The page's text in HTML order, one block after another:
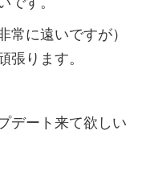
常に遠いですが）
張ります。
デート来て欲しい